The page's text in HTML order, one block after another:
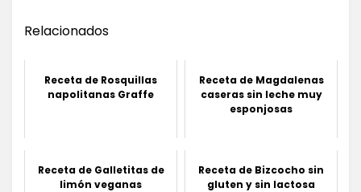
Relacionados
Receta de Rosquillas
napolitanas Graffe
Receta de Magdalenas
caseras sin leche muy
esponjosas
Receta de Galletitas de
limón veganas
Receta de Bizcocho sin
gluten y sin lactosa